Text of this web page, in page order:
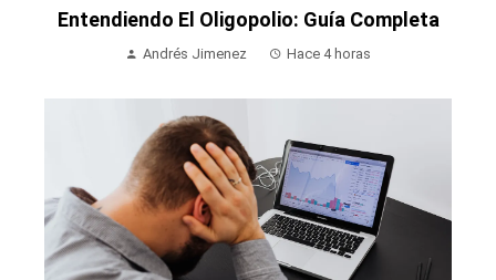
Entendiendo El Oligopolio: Guía Completa
Andrés Jimenez Hace 4 horas